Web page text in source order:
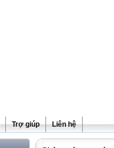
Trợ giúp Liên hệ